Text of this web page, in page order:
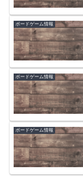
ボードゲーム情報
ボードゲーム情報
ボードゲーム情報